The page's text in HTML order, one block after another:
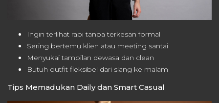
Ingin terlihat rapi tanpa terkesan formal
Sering bertemu klien atau meeting santai
Menyukai tampilan dewasa dan clean
Butuh outfit fleksibel dari siang ke malam
Tips Memadukan Daily dan Smart Casual